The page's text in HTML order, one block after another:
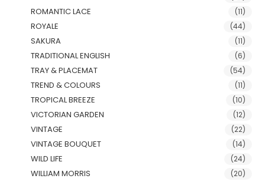
ROMANTIC LACE (11)
ROYALE (44)
SAKURA (11)
TRADITIONAL ENGLISH (6)
TRAY & PLACEMAT (54)
TREND & COLOURS (11)
TROPICAL BREEZE (10)
VICTORIAN GARDEN (12)
VINTAGE (22)
VINTAGE BOUQUET (14)
WILD LIFE (24)
WILLIAM MORRIS (20)